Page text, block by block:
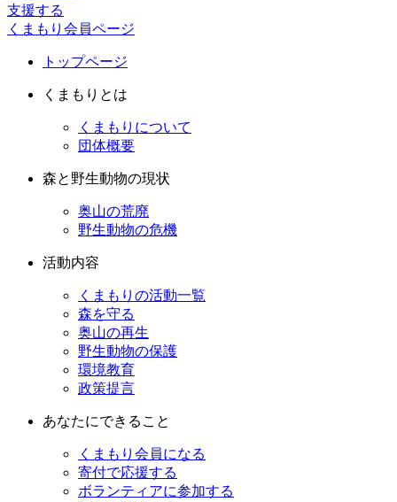
支援する
くまもり会員ページ
トップページ
くまもりとは
くまもりについて
団体概要
森と野生動物の現状
奥山の荒廃
野生動物の危機
活動内容
くまもりの活動一覧
森を守る
奥山の再生
野生動物の保護
環境教育
政策提言
あなたにできること
くまもり会員になる
寄付で応援する
ボランティアに参加する